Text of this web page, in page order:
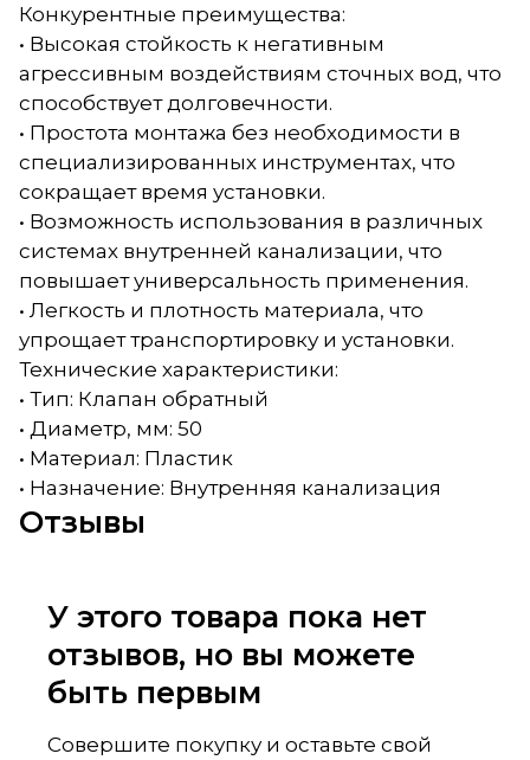
Конкурентные преимущества:
• Высокая стойкость к негативным
агрессивным воздействиям сточных вод, что
способствует долговечности.
• Простота монтажа без необходимости в
специализированных инструментах, что
сокращает время установки.
• Возможность использования в различных
системах внутренней канализации, что
повышает универсальность применения.
• Легкость и плотность материала, что
упрощает транспортировку и установки.
Технические характеристики:
• Тип: Клапан обратный
• Диаметр, мм: 50
• Материал: Пластик
• Назначение: Внутренняя канализация
Отзывы
У этого товара пока нет
отзывов, но вы можете
быть первым
Совершите покупку и оставьте свой